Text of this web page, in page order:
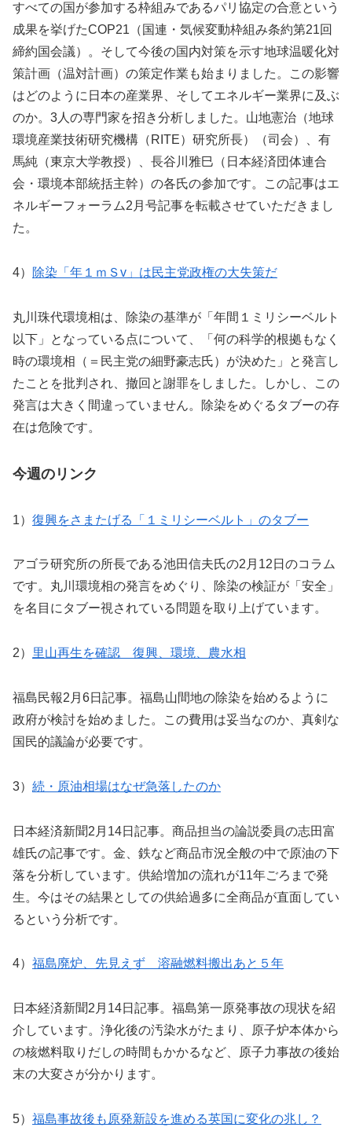
すべての国が参加する枠組みであるパリ協定の合意という
成果を挙げたCOP21（国連・気候変動枠組み条約第21回
締約国会議）。そして今後の国内対策を示す地球温暖化対
策計画（温対計画）の策定作業も始まりました。この影響
はどのように日本の産業界、そしてエネルギー業界に及ぶ
のか。3人の専門家を招き分析しました。山地憲治（地球
環境産業技術研究機構（RITE）研究所長）（司会）、有
馬純（東京大学教授）、長谷川雅巳（日本経済団体連合
会・環境本部統括主幹）の各氏の参加です。この記事はエ
ネルギーフォーラム2月号記事を転載させていただきまし
た。
4） 除染「年１ｍＳv」は民主党政権の大失策だ
丸川珠代環境相は、除染の基準が「年間１ミリシーベルト
以下」となっている点について、「何の科学的根拠もなく
時の環境相（＝民主党の細野豪志氏）が決めた」と発言し
たことを批判され、撤回と謝罪をしました。しかし、この
発言は大きく間違っていません。除染をめぐるタブーの存
在は危険です。
今週のリンク
1） 復興をさまたげる「１ミリシーベルト」のタブー
アゴラ研究所の所長である池田信夫氏の2月12日のコラム
です。丸川環境相の発言をめぐり、除染の検証が「安全」
を名目にタブー視されている問題を取り上げています。
2） 里山再生を確認 復興、環境、農水相
福島民報2月6日記事。福島山間地の除染を始めるように
政府が検討を始めました。この費用は妥当なのか、真剣な
国民的議論が必要です。
3） 続・原油相場はなぜ急落したのか
日本経済新聞2月14日記事。商品担当の論説委員の志田富
雄氏の記事です。金、鉄など商品市況全般の中で原油の下
落を分析しています。供給増加の流れが11年ごろまで発
生。今はその結果としての供給過多に全商品が直面してい
るという分析です。
4） 福島廃炉、先見えず 溶融燃料搬出あと５年
日本経済新聞2月14日記事。福島第一原発事故の現状を紹
介しています。浄化後の汚染水がたまり、原子炉本体から
の核燃料取りだしの時間もかかるなど、原子力事故の後始
末の大変さが分かります。
5） 福島事故後も原発新設を進める英国に変化の兆し？